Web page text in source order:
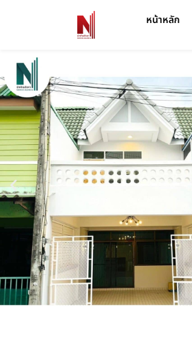
หน้าหลัก